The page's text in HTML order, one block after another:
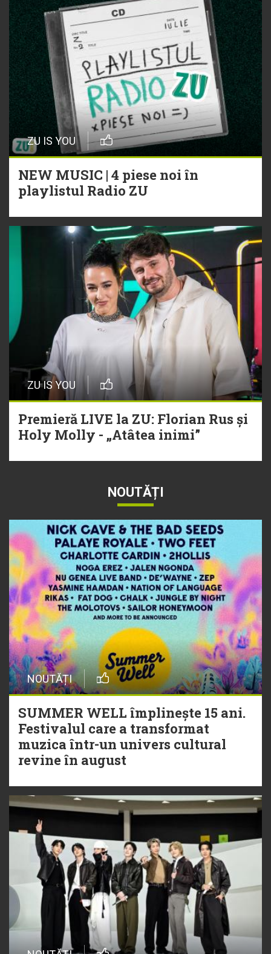
ZU IS YOU
NEW MUSIC | 4 piese noi în
playlistul Radio ZU
ZU IS YOU
Premieră LIVE la ZU: Florian Rus și
Holy Molly - „Atâtea inimi”
NOUTĂȚI
NOUTĂȚI
SUMMER WELL împlinește 15 ani.
Festivalul care a transformat
muzica într-un univers cultural
revine în august